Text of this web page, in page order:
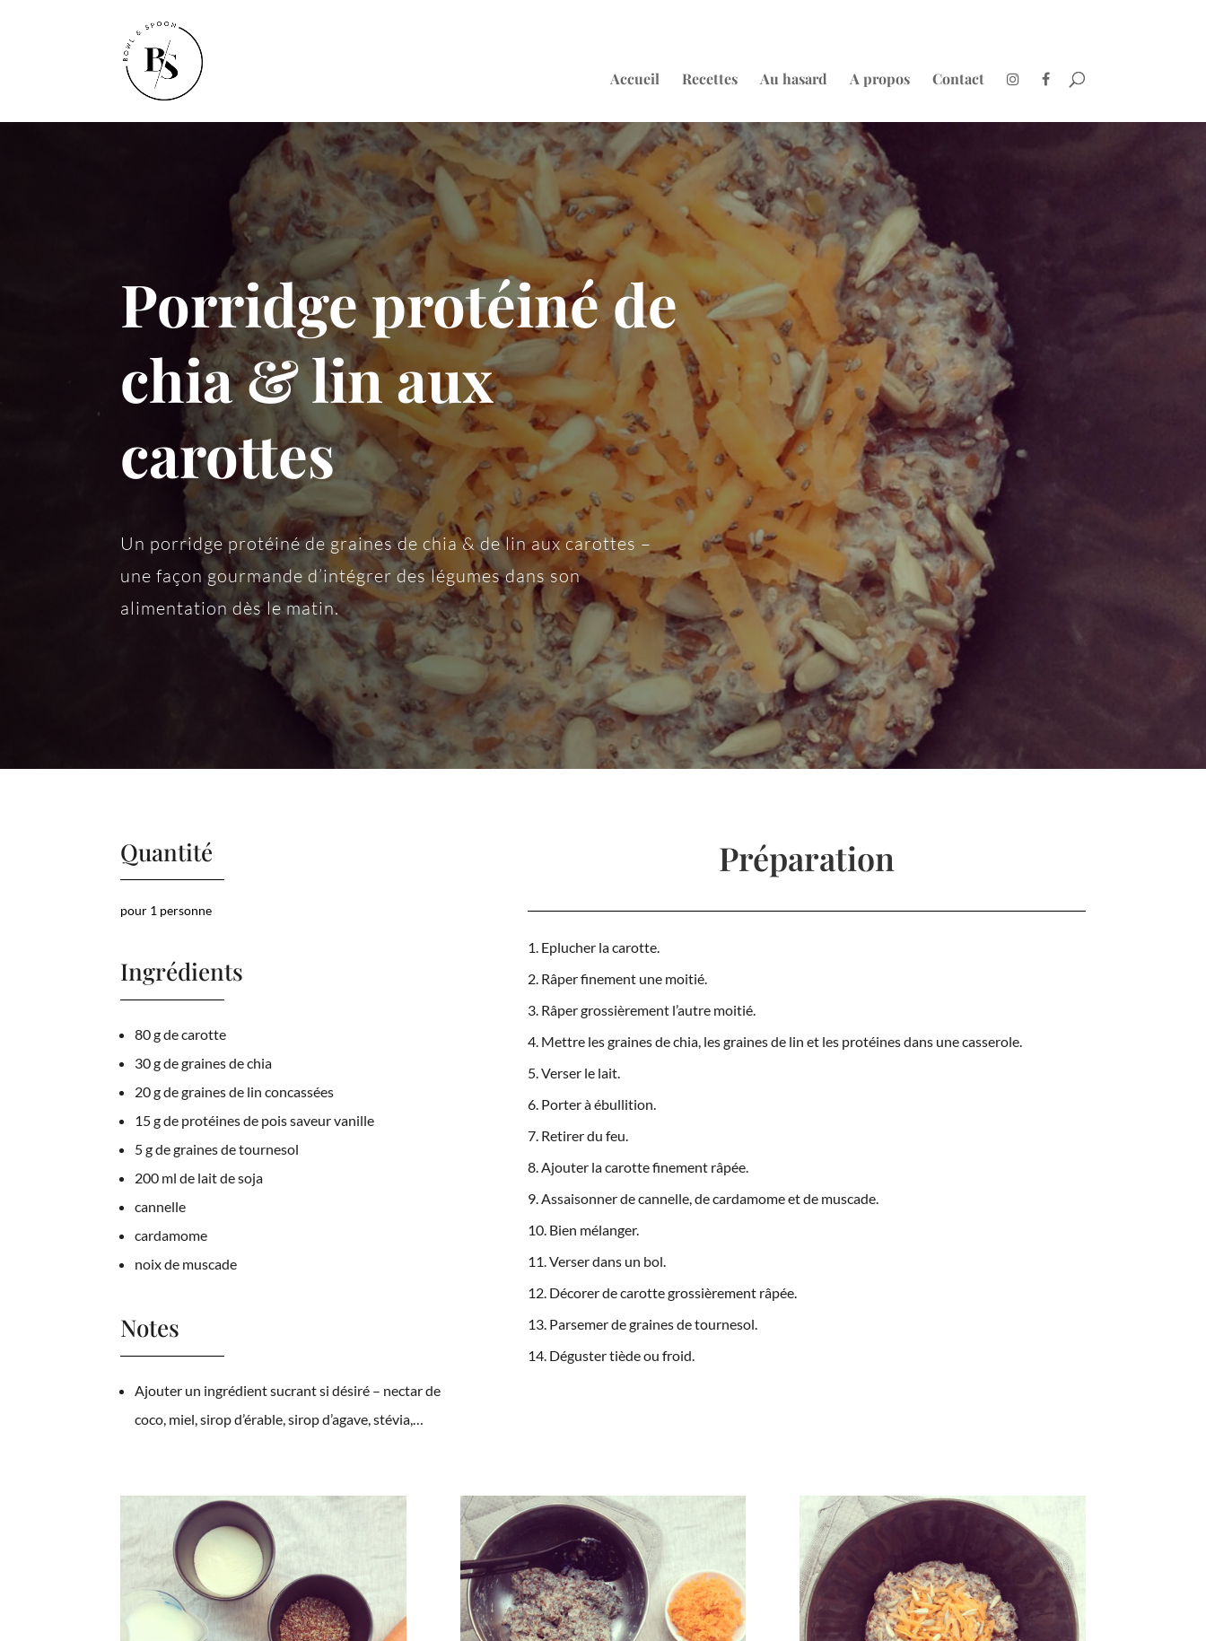
Accueil Recettes Au hasard A propos Contact
Porridge protéiné de
chia & lin aux
carottes
Un porridge protéiné de graines de chia & de lin aux carottes –
une façon gourmande d’intégrer des légumes dans son
alimentation dès le matin.
Quantité
pour 1 personne
Ingrédients
80 g de carotte
30 g de graines de chia
20 g de graines de lin concassées
15 g de protéines de pois saveur vanille
5 g de graines de tournesol
200 ml de lait de soja
cannelle
cardamome
noix de muscade
Notes
Ajouter un ingrédient sucrant si désiré – nectar de
coco, miel, sirop d’érable, sirop d’agave, stévia,…
Préparation
Eplucher la carotte.
Râper finement une moitié.
Râper grossièrement l’autre moitié.
Mettre les graines de chia, les graines de lin et les protéines dans une casserole.
Verser le lait.
Porter à ébullition.
Retirer du feu.
Ajouter la carotte finement râpée.
Assaisonner de cannelle, de cardamome et de muscade.
Bien mélanger.
Verser dans un bol.
Décorer de carotte grossièrement râpée.
Parsemer de graines de tournesol.
Déguster tiède ou froid.